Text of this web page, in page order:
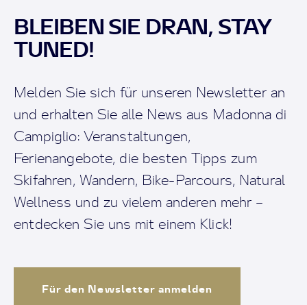
BLEIBEN SIE DRAN, STAY
TUNED!
Melden Sie sich für unseren Newsletter an
und erhalten Sie alle News aus Madonna di
Campiglio: Veranstaltungen,
Ferienangebote, die besten Tipps zum
Skifahren, Wandern, Bike-Parcours, Natural
Wellness und zu vielem anderen mehr –
entdecken Sie uns mit einem Klick!
Für den Newsletter anmelden